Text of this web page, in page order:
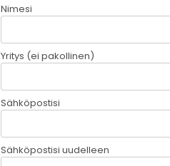
Nimesi
Yritys (ei pakollinen)
Sähköpostisi
Sähköpostisi uudelleen